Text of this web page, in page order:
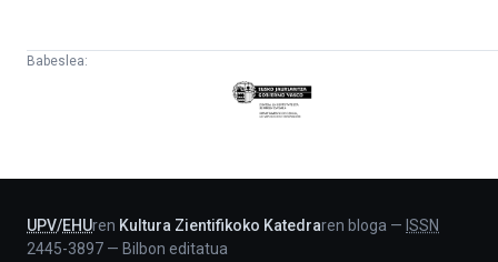
Babeslea:
Eusko
Jaurlaritza
UPV/EHUren Kultura Zientifikoko Katedraren bloga — ISSN
2445-3897 — Bilbon editatua